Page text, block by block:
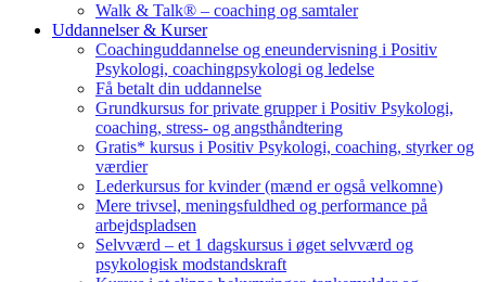
Walk & Talk® – coaching og samtaler
Uddannelser & Kurser
Coachinguddannelse og eneundervisning i Positiv
Psykologi, coachingpsykologi og ledelse
Få betalt din uddannelse
Grundkursus for private grupper i Positiv Psykologi,
coaching, stress- og angsthåndtering
Gratis* kursus i Positiv Psykologi, coaching, styrker og
værdier
Lederkursus for kvinder (mænd er også velkomne)
Mere trivsel, meningsfuldhed og performance på
arbejdspladsen
Selvværd – et 1 dagskursus i øget selvværd og
psykologisk modstandskraft